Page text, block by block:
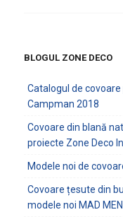
BLOGUL ZONE DECO
Catalogul de
Campman 2018
Covoare din blană
proiecte Zone Deco
Modele noi de
Covoare țesute din
modele noi MAD